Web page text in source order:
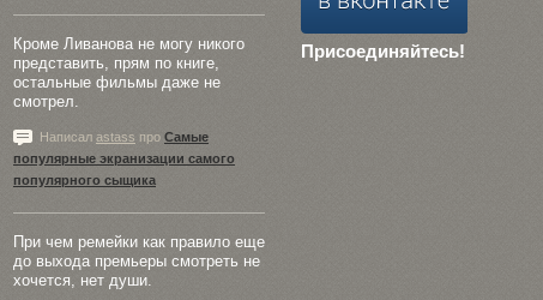
Присоединяйтесь!
Кроме Ливанова не могу никого
представить, прям по книге,
остальные фильмы даже не
смотрел.
Написал astass про Самые
популярные экранизации самого
популярного сыщика
При чем ремейки как правило еще
до выхода премьеры смотреть не
хочется, нет души.